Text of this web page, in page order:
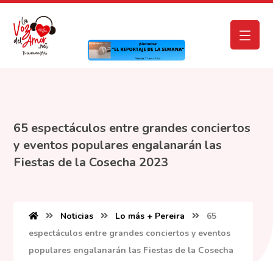
65 espectáculos entre grandes conciertos
y eventos populares engalanarán las
Fiestas de la Cosecha 2023
Noticias Lo más + Pereira
65
espectáculos entre grandes conciertos y eventos
populares engalanarán las Fiestas de la Cosecha